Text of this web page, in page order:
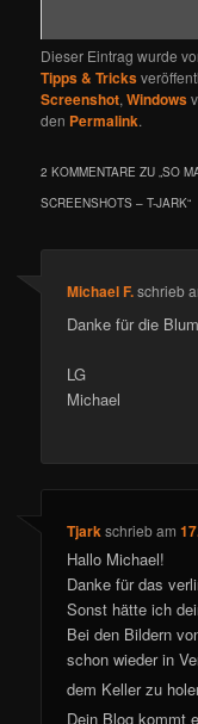
Dieser Eintrag wurde
Tipps & Tricks
Screenshot,Windows
den Permalink.
2 KOMMENTARE ZU „SO
SCREENSHOTS – T-JARK“
Michael F.schrieb
Danke für die
LG
Michael
Tjarkschriebam
Hallo Michael!
Danke für das
Sonst hätte ich
Bei den Bildern
schon wieder in
dem Keller zu
Dein Blog kommt